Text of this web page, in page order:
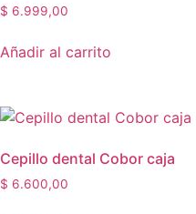
$ 6.999,00
Añadir al carrito
Cepillo dental Cobor caja
$ 6.600,00